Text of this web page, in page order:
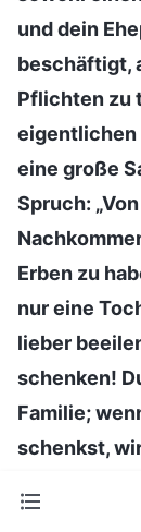
und dein
beschäftigt,
Pflichten zu
eigentlichen
eine große
Spruch:
Erben zu
nur eine
lieber
schenken!
Familie;
schenkst,
die